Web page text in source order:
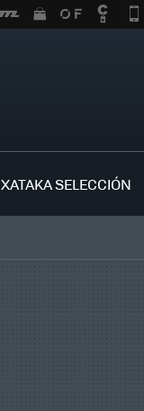
XATAKA SELECCIÓN